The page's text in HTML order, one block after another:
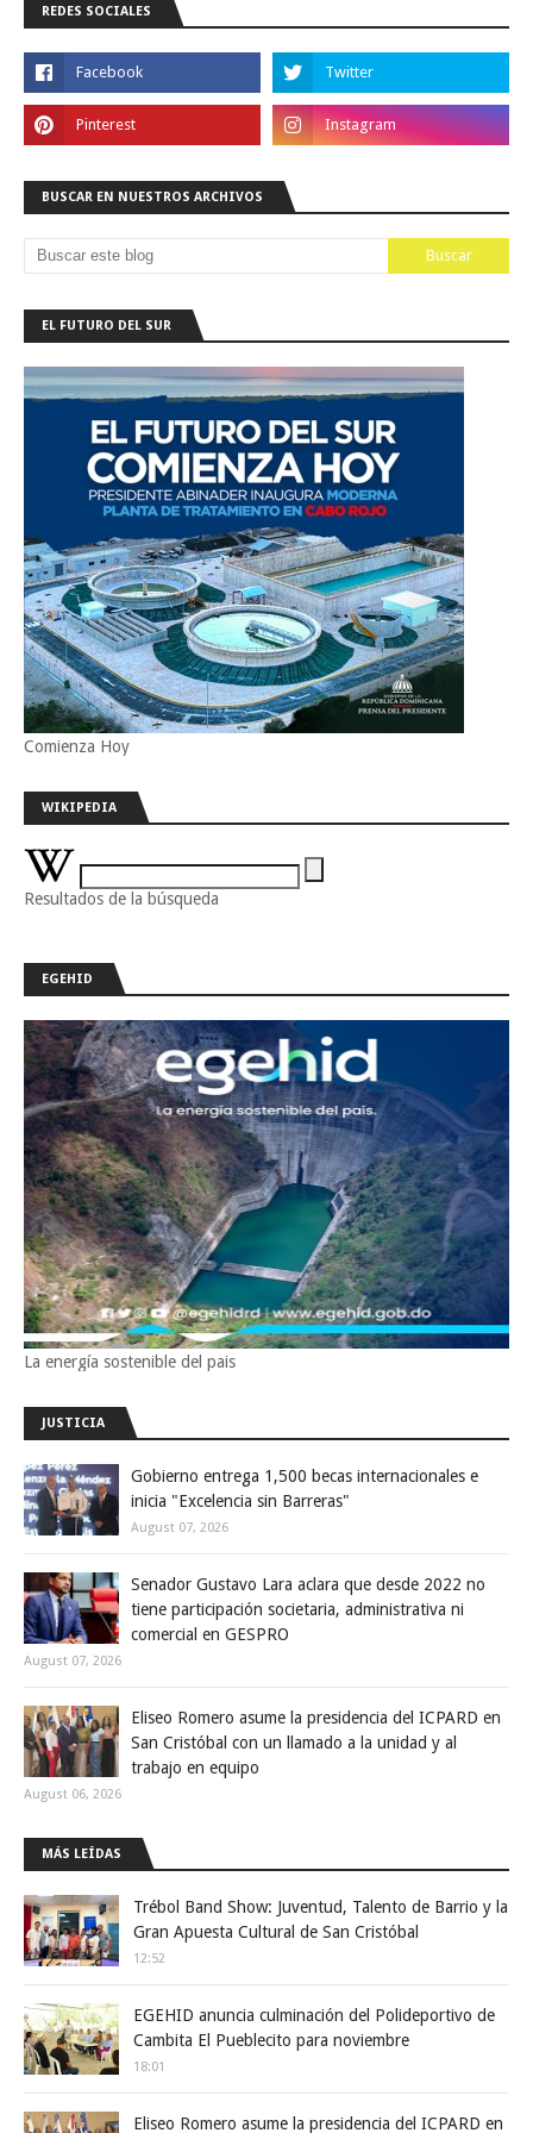
REDES SOCIALES
BUSCAR EN NUESTROS ARCHIVOS
EL FUTURO DEL SUR
Comienza Hoy
WIKIPEDIA
Resultados de la búsqueda
EGEHID
La energía sostenible del pais
JUSTICIA
Gobierno entrega 1,500 becas internacionales e
inicia "Excelencia sin Barreras"
August 07, 2026
Senador Gustavo Lara aclara que desde 2022 no
tiene participación societaria, administrativa ni
comercial en GESPRO
August 07, 2026
Eliseo Romero asume la presidencia del ICPARD en
San Cristóbal con un llamado a la unidad y al
trabajo en equipo
August 06, 2026
MÁS LEÍDAS
Trébol Band Show: Juventud, Talento de Barrio y la
Gran Apuesta Cultural de San Cristóbal
12:52
EGEHID anuncia culminación del Polideportivo de
Cambita El Pueblecito para noviembre
18:01
Eliseo Romero asume la presidencia del ICPARD en